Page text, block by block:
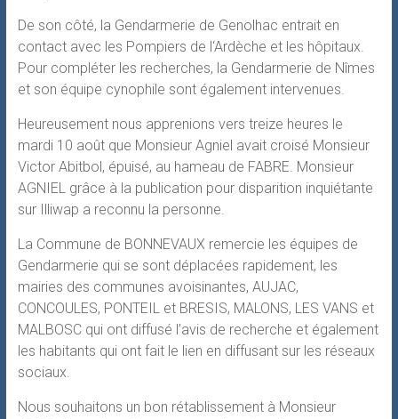
De son côté, la Gendarmerie de Genolhac entrait en
contact avec les Pompiers de l‘Ardèche et les hôpitaux.
Pour compléter les recherches, la Gendarmerie de Nîmes
et son équipe cynophile sont également intervenues.
Heureusement nous apprenions vers treize heures le
mardi 10 août que Monsieur Agniel avait croisé Monsieur
Victor Abitbol, épuisé, au hameau de FABRE. Monsieur
AGNIEL grâce à la publication pour disparition inquiétante
sur Illiwap a reconnu la personne.
La Commune de BONNEVAUX remercie les équipes de
Gendarmerie qui se sont déplacées rapidement, les
mairies des communes avoisinantes, AUJAC,
CONCOULES, PONTEIL et BRESIS, MALONS, LES VANS et
MALBOSC qui ont diffusé l’avis de recherche et également
les habitants qui ont fait le lien en diffusant sur les réseaux
sociaux.
Nous souhaitons un bon rétablissement à Monsieur